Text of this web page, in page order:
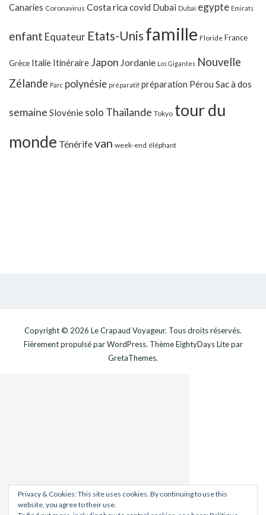
Canaries Coronavirus Costa ricacovid Dubai Dubaï egypte Emirats
enfant Equateur Etats-Unis famille Floride France
Grèce Italie Itinéraire Japon Jordanie Los Gigantes Nouvelle
Zélande Parc polynésie préparatif préparation Pérou Sac à dos
semaine Slovénie solo Thaïlande Tokyo tour du
monde Ténérifevan week-end éléphant
Copyright © 2026 Le Crapaud Voyageur. Tous droits réservés.
Fièrement propulsé parWordPress. ThèmeEightyDays Litepar
GretaThemes.
Privacy & Cookies: This site uses cookies. By continuing to use this
website, you agree to their use.